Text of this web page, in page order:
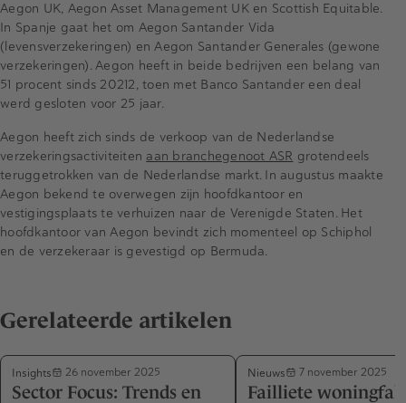
Aegon UK, Aegon Asset Management UK en Scottish Equitable.
In Spanje gaat het om Aegon Santander Vida
(levensverzekeringen) en Aegon Santander Generales (gewone
verzekeringen). Aegon heeft in beide bedrijven een belang van
51 procent sinds 20212, toen met Banco Santander een deal
werd gesloten voor 25 jaar.
Aegon heeft zich sinds de verkoop van de Nederlandse
verzekeringsactiviteiten aan branchegenoot ASR grotendeels
teruggetrokken van de Nederlandse markt. In augustus maakte
Aegon bekend te overwegen zijn hoofdkantoor en
vestigingsplaats te verhuizen naar de Verenigde Staten. Het
hoofdkantoor van Aegon bevindt zich momenteel op Schiphol
en de verzekeraar is gevestigd op Bermuda.
Gerelateerde artikelen
Insights 26 november 2025
Sector Focus: Trends en
Nieuws 7 november 2025
Failliete